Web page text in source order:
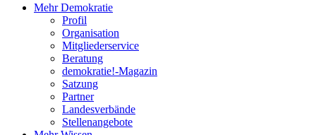
Mehr Demokratie
Profil
Organisation
Mitgliederservice
Beratung
demokratie!-Magazin
Satzung
Partner
Landesverbände
Stellenangebote